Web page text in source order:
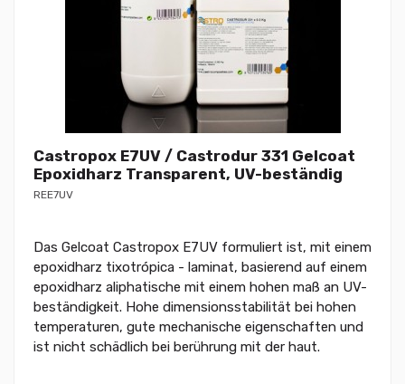
Castropox E7UV / Castrodur 331 Gelcoat
Epoxidharz Transparent, UV-beständig
REE7UV
Das Gelcoat Castropox E7UV formuliert ist, mit einem
epoxidharz tixotrópica - laminat, basierend auf einem
epoxidharz aliphatische mit einem hohen maß an UV-
beständigkeit. Hohe dimensionsstabilität bei hohen
temperaturen, gute mechanische eigenschaften und
ist nicht schädlich bei berührung mit der haut.